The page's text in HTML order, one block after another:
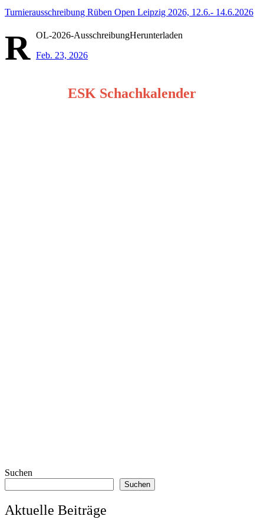
Turnierausschreibung Rüben Open Leipzig 2026, 12.6.- 14.6.2026
R OL-2026-AusschreibungHerunterladen
Feb. 23, 2026
ESK Schachkalender
Suchen
Suchen
Aktuelle Beiträge